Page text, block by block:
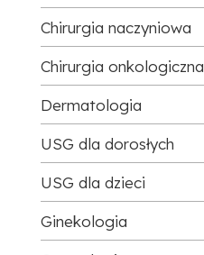
Chirurgia naczyniowa
Chirurgia onkologiczna
Dermatologia
USG dla dorosłych
USG dla dzieci
Ginekologia